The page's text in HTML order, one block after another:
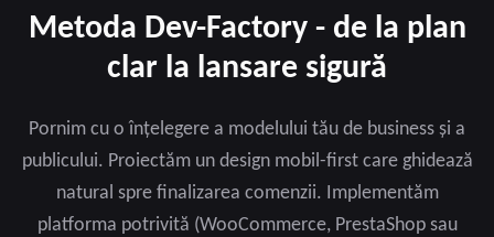
Metoda Dev-Factory - de la plan
clar la lansare sigură
Pornim cu o înțelegere a modelului tău de business și a
publicului. Proiectăm un design mobil-first care ghidează
natural spre finalizarea comenzii. Implementăm
platforma potrivită (WooCommerce, PrestaShop sau